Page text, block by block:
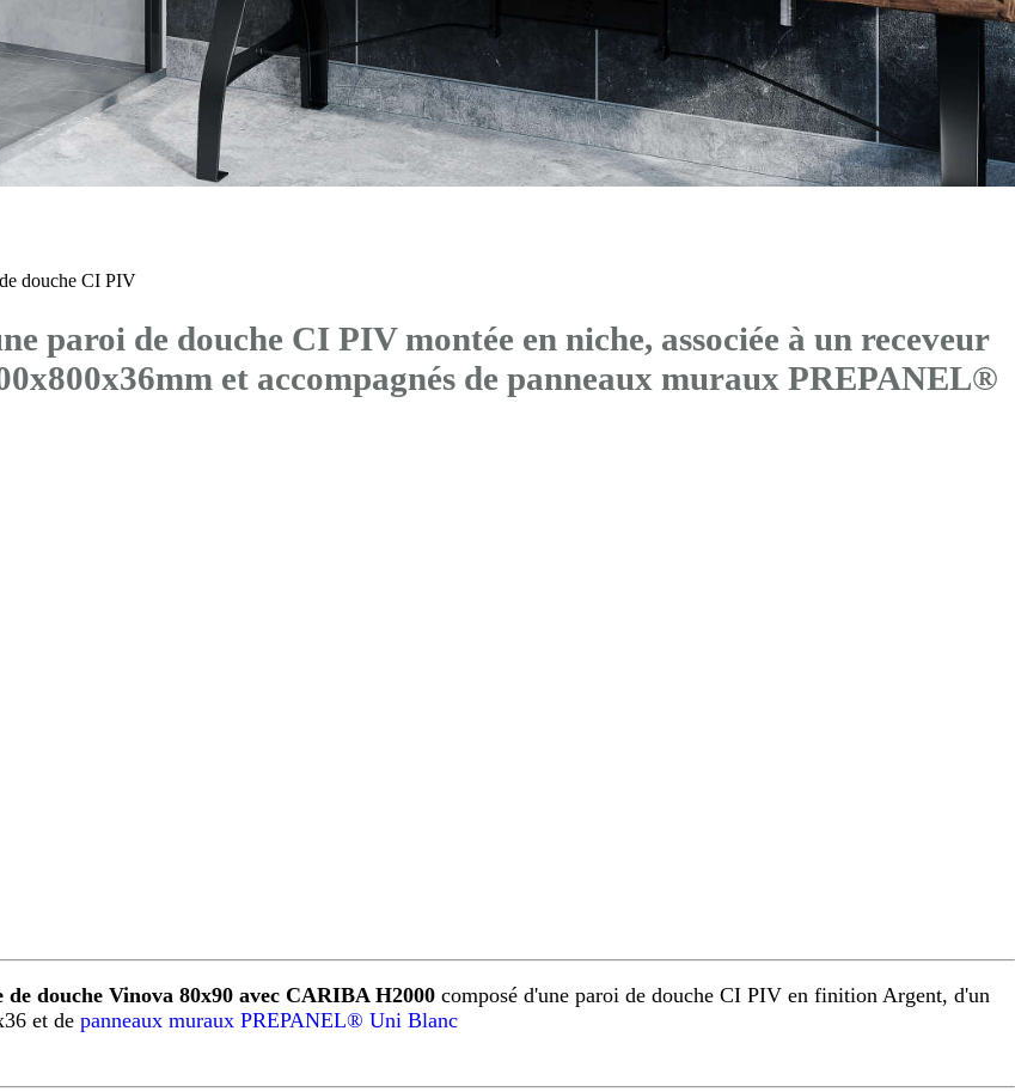
douche CI PIV
paroi de douche CI PIV montée en niche, associée à un receveur
et accompagnés de panneaux muraux PREPANEL®
de douche Vinova 80x90 avec CARIBA H2000 composé d'une paroi de douche CI PIV en finition Argent, d'un
et de panneaux muraux PREPANEL® Uni Blanc